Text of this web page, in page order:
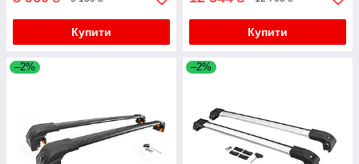
Купити Купити
–2% –2%